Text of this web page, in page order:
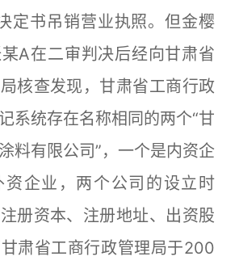
定书吊销营业执照。但金樱
A在二审判决后经向甘肃省
核查发现，甘肃省工商行政
系统存在名称相同的两个“甘
料有限公司”，一个是内资企
资企业，两个公司的设立时
册资本、注册地址、出资股
肃省工商行政管理局于200